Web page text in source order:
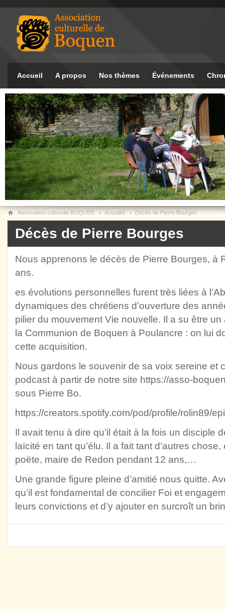
Accueil A propos Nos thèmes Événements
Association culturelle BOQUEN Actualité Décès de Pierre Bourges
Décès de Pierre Bourges
Nous apprenons le décès de Pierre Bourges, à
ans.
es évolutions personnelles furent très liées à
dynamiques des chrétiens d’ouverture des
pilier du mouvement Vie nouvelle. Il a su être un
la Communion de Boquen à Poulancre : on lui
cette acquisition.
Nous gardons le souvenir de sa voix sereine et
podcast à partir de notre site https://asso-
sous Pierre Bo.
https://creators.spotify.com/pod/profile/rolin89/
Il avait tenu à dire qu’il était à la fois un disciple
laïcité en tant qu’élu. Il a fait tant d’autres
poëte, maire de Redon pendant 12 ans,…
Une grande figure pleine d’amitié nous quitte.
qu’il est fondamental de concilier Foi et
leurs convictions et d’y ajouter en surcroît un